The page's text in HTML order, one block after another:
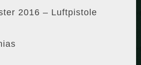
2016 – Luftpistole